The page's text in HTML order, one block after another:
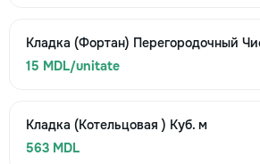
Кладка (Фортан) Перегородочный
15 MDL/unitate
Кладка (Котельцовая ) Куб. м
563 MDL